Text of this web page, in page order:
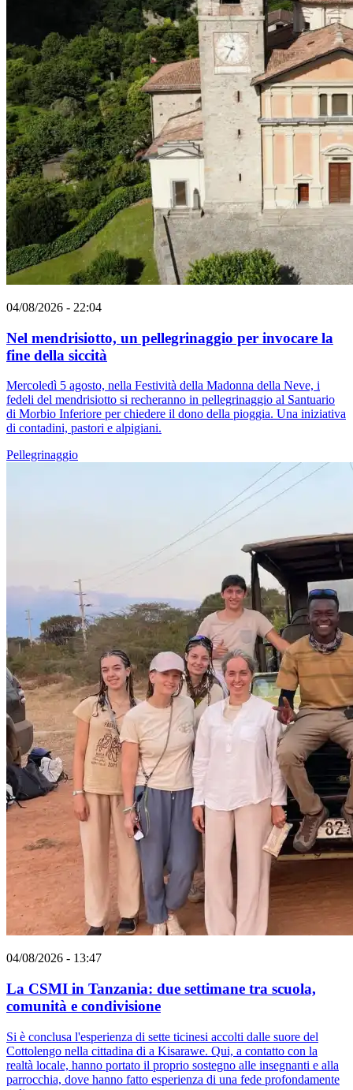
04/08/2026 - 22:04
Nel mendrisiotto, un pellegrinaggio per invocare la
fine della siccità
Mercoledì 5 agosto, nella Festività della Madonna della Neve, i
fedeli del mendrisiotto si recheranno in pellegrinaggio al Santuario
di Morbio Inferiore per chiedere il dono della pioggia. Una iniziativa
di contadini, pastori e alpigiani.
Pellegrinaggio
04/08/2026 - 13:47
La CSMI in Tanzania: due settimane tra scuola,
comunità e condivisione
Si è conclusa l'esperienza di sette ticinesi accolti dalle suore del
Cottolengo nella cittadina di a Kisarawe. Qui, a contatto con la
realtà locale, hanno portato il proprio sostegno alle insegnanti e alla
parrocchia, dove hanno fatto esperienza di una fede profondamente